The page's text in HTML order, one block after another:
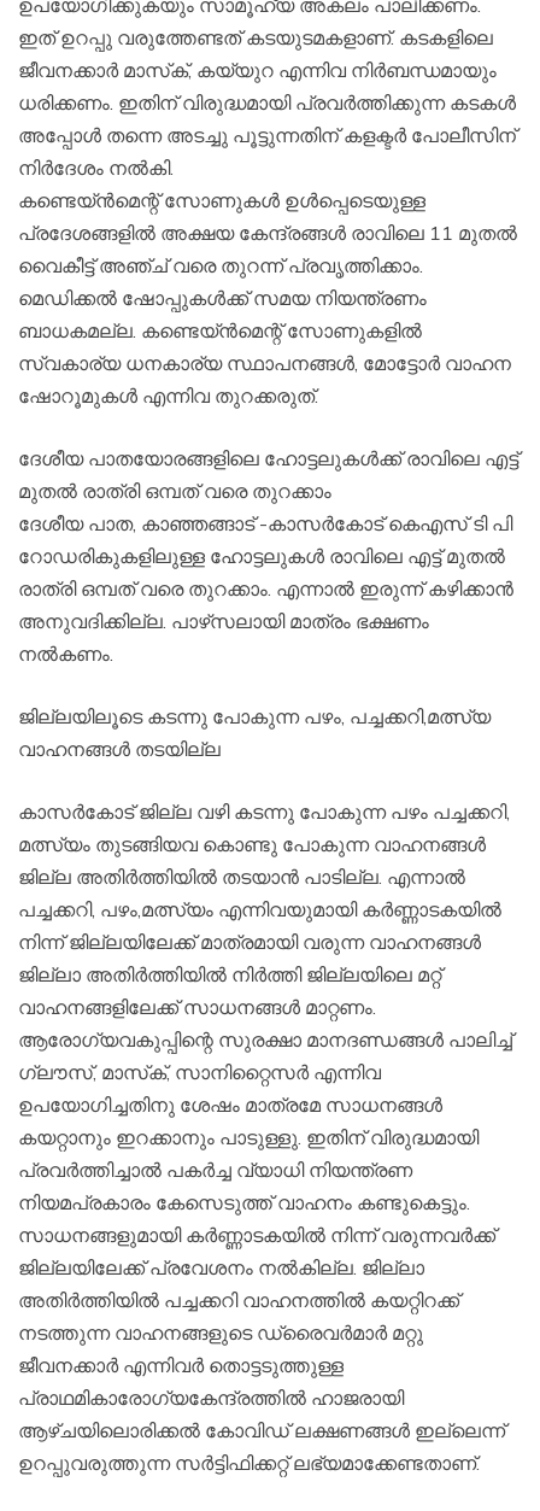
ഇത് ഉറപ്പു വരുത്തേണ്ടത് കടയുടമകളാണ്. കടകളിലെ
ജീവനക്കാര്‍ മാസ്‌ക്, കയ്യുറ എന്നിവ നിര്‍ബന്ധമായും
ധരിക്കണം. ഇതിന് വിരുദ്ധമായി പ്രവര്‍ത്തിക്കുന്ന കടകള്‍
അപ്പോള്‍ തന്നെ അടച്ചു പൂട്ടുന്നതിന് കളക്ടര്‍ പോലീസിന്
നിര്‍ദേശം നല്‍കി.
കണ്ടെയ്ന്‍മെന്റ് സോണുകള്‍ ഉള്‍പ്പെടെയുള്ള
പ്രദേശങ്ങളില്‍ അക്ഷയ കേന്ദ്രങ്ങള്‍ രാവിലെ 11 മുതല്‍
വൈകീട്ട് അഞ്ച് വരെ തുറന്ന് പ്രവൃത്തിക്കാം.
മെഡിക്കല്‍ ഷോപ്പുകള്‍ക്ക് സമയ നിയന്ത്രണം
ബാധകമല്ല. കണ്ടെയ്ന്‍മെന്റ് സോണുകളില്‍
സ്വകാര്യ ധനകാര്യ സ്ഥാപനങ്ങള്‍, മോട്ടോര്‍ വാഹന
ഷോറൂമുകള്‍ എന്നിവ തുറക്കരുത്.
ദേശീയ പാതയോരങ്ങളിലെ ഹോട്ടലുകള്‍ക്ക് രാവിലെ എട്ട്
മുതല്‍ രാത്രി ഒമ്പത് വരെ തുറക്കാം
ദേശീയ പാത, കാഞ്ഞങ്ങാട് -കാസര്‍കോട് കെഎസ് ടി പി
റോഡരികുകളിലുള്ള ഹോട്ടലുകള്‍ രാവിലെ എട്ട് മുതല്‍
രാത്രി ഒമ്പത് വരെ തുറക്കാം. എന്നാല്‍ ഇരുന്ന് കഴിക്കാന്‍
അനുവദിക്കില്ല. പാഴ്‌സലായി മാത്രം ഭക്ഷണം
നല്‍കണം.
ജില്ലയിലൂടെ കടന്നു പോകുന്ന പഴം, പച്ചക്കറി,മത്സ്യ
വാഹനങ്ങള്‍ തടയില്ല
കാസര്‍കോട് ജില്ല വഴി കടന്നു പോകുന്ന പഴം പച്ചക്കറി,
മത്സ്യം തുടങ്ങിയവ കൊണ്ടു പോകുന്ന വാഹനങ്ങള്‍
ജില്ല അതിര്‍ത്തിയില്‍ തടയാന്‍ പാടില്ല. എന്നാല്‍
പച്ചക്കറി, പഴം,മത്സ്യം എന്നിവയുമായി കര്‍ണ്ണാടകയില്‍
നിന്ന് ജില്ലയിലേക്ക് മാത്രമായി വരുന്ന വാഹനങ്ങള്‍
ജില്ലാ അതിര്‍ത്തിയില്‍ നിര്‍ത്തി ജില്ലയിലെ മറ്റ്
വാഹനങ്ങളിലേക്ക് സാധനങ്ങള്‍ മാറ്റണം.
ആരോഗ്യവകുപ്പിന്റെ സുരക്ഷാ മാനദണ്ഡങ്ങള്‍ പാലിച്ച്
ഗ്ലൗസ്, മാസ്‌ക്, സാനിറ്റൈസര്‍ എന്നിവ
ഉപയോഗിച്ചതിനു ശേഷം മാത്രമേ സാധനങ്ങള്‍
കയറ്റാനും ഇറക്കാനും പാടുള്ളു. ഇതിന് വിരുദ്ധമായി
പ്രവര്‍ത്തിച്ചാല്‍ പകര്‍ച്ച വ്യാധി നിയന്ത്രണ
നിയമപ്രകാരം കേസെടുത്ത് വാഹനം കണ്ടുകെട്ടും.
സാധനങ്ങളുമായി കര്‍ണ്ണാടകയില്‍ നിന്ന് വരുന്നവര്‍ക്ക്
ജില്ലയിലേക്ക് പ്രവേശനം നല്‍കില്ല. ജില്ലാ
അതിര്‍ത്തിയില്‍ പച്ചക്കറി വാഹനത്തില്‍ കയറ്റിറക്ക്
നടത്തുന്ന വാഹനങ്ങളുടെ ഡ്രൈവര്‍മാര്‍ മറ്റു
ജീവനക്കാര്‍ എന്നിവര്‍ തൊട്ടടുത്തുള്ള
പ്രാഥമികാരോഗ്യകേന്ദ്രത്തില്‍ ഹാജരായി
ആഴ്ചയിലൊരിക്കല്‍ കോവിഡ് ലക്ഷണങ്ങള്‍ ഇല്ലെന്ന്
ഉറപ്പുവരുത്തുന്ന സര്‍ട്ടിഫിക്കറ്റ് ലഭ്യമാക്കേണ്ടതാണ്.